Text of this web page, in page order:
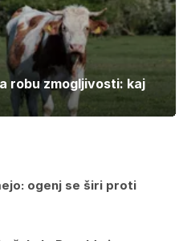
robu zmogljivosti: kaj
ogenj se širi proti